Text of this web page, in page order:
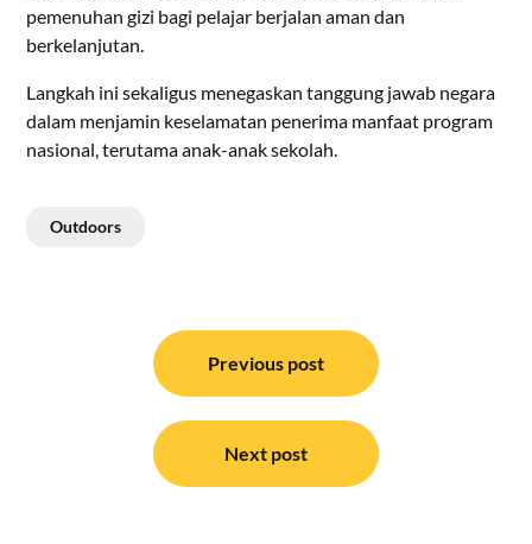
pemenuhan gizi bagi pelajar berjalan aman dan
berkelanjutan.
Langkah ini sekaligus menegaskan tanggung jawab negara
dalam menjamin keselamatan penerima manfaat program
nasional, terutama anak-anak sekolah.
Outdoors
Previous post
Next post